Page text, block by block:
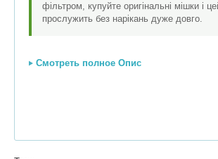
фільтром, купуйте оригінальні мішки і
прослужить без нарікань дуже довго.
Смотреть полное Опис